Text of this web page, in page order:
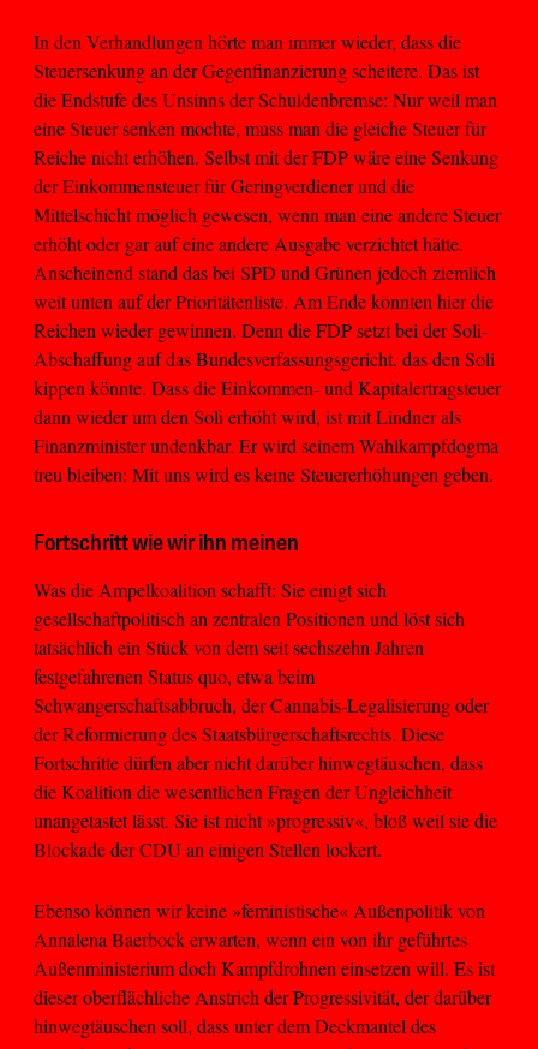
In den Verhandlungen hörte man immer wieder, dass die
Steuersenkung an der Gegenfinanzierung scheitere. Das ist
die Endstufe des Unsinns der Schuldenbremse: Nur weil man
eine Steuer senken möchte, muss man die gleiche Steuer für
Reiche nicht erhöhen. Selbst mit der FDP wäre eine Senkung
der Einkommensteuer für Geringverdiener und die
Mittelschicht möglich gewesen, wenn man eine andere Steuer
erhöht oder gar auf eine andere Ausgabe verzichtet hätte.
Anscheinend stand das bei SPD und Grünen jedoch ziemlich
weit unten auf der Prioritätenliste. Am Ende könnten hier die
Reichen wieder gewinnen. Denn die FDP setzt bei der Soli-
Abschaffung auf das Bundesverfassungsgericht, das den Soli
kippen könnte. Dass die Einkommen- und Kapitalertragsteuer
dann wieder um den Soli erhöht wird, ist mit Lindner als
Finanzminister undenkbar. Er wird seinem Wahlkampfdogma
treu bleiben: Mit uns wird es keine Steuererhöhungen geben.
Fortschritt wie wir ihn meinen
Was die Ampelkoalition schafft: Sie einigt sich
gesellschaftpolitisch an zentralen Positionen und löst sich
tatsächlich ein Stück von dem seit sechszehn Jahren
festgefahrenen Status quo, etwa beim
Schwangerschaftsabbruch, der Cannabis-Legalisierung oder
der Reformierung des Staatsbürgerschaftsrechts. Diese
Fortschritte dürfen aber nicht darüber hinwegtäuschen, dass
die Koalition die wesentlichen Fragen der Ungleichheit
unangetastet lässt. Sie ist nicht »progressiv«, bloß weil sie die
Blockade der CDU an einigen Stellen lockert.
Ebenso können wir keine »feministische« Außenpolitik von
Annalena Baerbock erwarten, wenn ein von ihr geführtes
Außenministerium doch Kampfdrohnen einsetzen will. Es ist
dieser oberflächliche Anstrich der Progressivität, der darüber
hinwegtäuschen soll, dass unter dem Deckmantel des